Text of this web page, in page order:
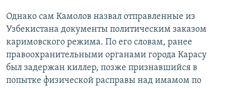
Однако сам Камолов назвал отправленные из
Узбекистана документы политическим заказом
каримовского режима. По его словам, ранее
правоохранительными органами города Карасу
был задержан киллер, позже признавшийся в
попытке физической расправы над имамом по